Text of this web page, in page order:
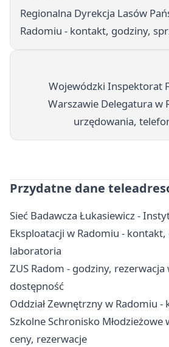
Regionalna Dyrekcja Lasów
Radomiu - kontakt, godziny,
Wojewódzki Inspektorat
Warszawie Delegatura w
urzędowania,
Przydatne dane
Sieć Badawcza Łukasiewicz -
Eksploatacji w Radomiu -
laboratoria
ZUS Radom - godziny,
dostępność
Oddział Zewnętrzny w Radomiu -
Szkolne Schronisko Młodzieżowe
ceny, rezerwacje